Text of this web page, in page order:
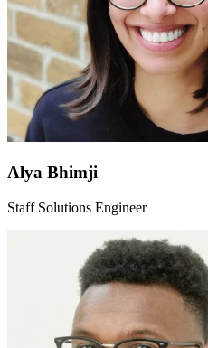
Alya Bhimji
Staff Solutions Engineer